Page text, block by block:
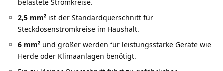
belastete Stromkreise.
2,5 mm² ist der Standardquerschnitt für
Steckdosenstromkreise im Haushalt.
6 mm² und größer werden für leistungsstarke Geräte wie
Herde oder Klimaanlagen benötigt.